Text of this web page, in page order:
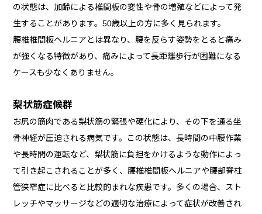
の状態は、加齢による椎間板の変性や骨の増殖などによって発
生することがあります。50歳以上の方に多く見られます。
腰椎椎間板ヘルニアとは異なり、腰を反らす姿勢をとると痛み
が強くなる特徴があり、痛みによって長距離歩行が困難になる
ケースも少なくありません。
梨状筋症候群
お尻の筋肉である梨状筋の緊張や硬化により、その下を通る坐
骨神経が圧迫される病気です。この状態は、長時間の中腰作業
や長時間の運転など、梨状筋に負担をかけるような動作によっ
て引き起こされることが多く、腰椎椎間板ヘルニアや腰部脊柱
管狭窄症に比べると比較的まれな疾患です。多くの場合、スト
レッチやマッサージなどの適切な治療によって症状が改善され